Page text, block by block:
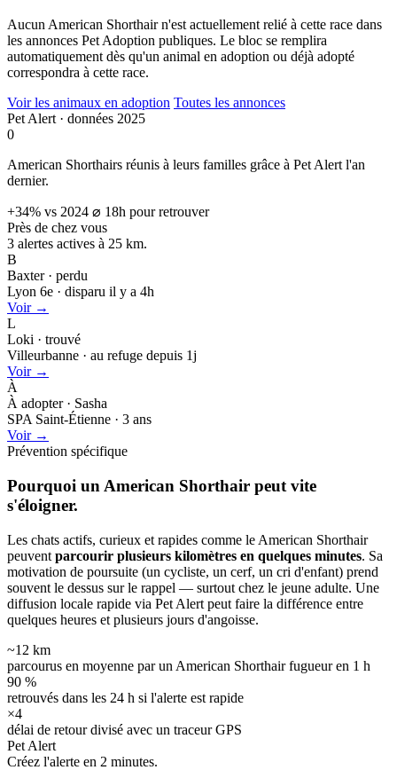
Aucun American Shorthair n'est actuellement relié à cette race dans
les annonces Pet Adoption publiques. Le bloc se remplira
automatiquement dès qu'un animal en adoption ou déjà adopté
correspondra à cette race.
Voir les animaux en adoption Toutes les annonces
Pet Alert · données 2025
0
American Shorthairs réunis à leurs familles grâce à Pet Alert l'an
dernier.
+34% vs 2024 ⌀ 18h pour retrouver
Près de chez vous
3 alertes actives à 25 km.
B
Baxter · perdu
Lyon 6e · disparu il y a 4h
Voir →
L
Loki · trouvé
Villeurbanne · au refuge depuis 1j
Voir →
À
À adopter · Sasha
SPA Saint-Étienne · 3 ans
Voir →
Prévention spécifique
Pourquoi un American Shorthair peut vite
s'éloigner.
Les chats actifs, curieux et rapides comme le American Shorthair
peuvent parcourir plusieurs kilomètres en quelques minutes. Sa
motivation de poursuite (un cycliste, un cerf, un cri d'enfant) prend
souvent le dessus sur le rappel — surtout chez le jeune adulte. Une
diffusion locale rapide via Pet Alert peut faire la différence entre
quelques heures et plusieurs jours d'angoisse.
~12 km
parcourus en moyenne par un American Shorthair fugueur en 1 h
90 %
retrouvés dans les 24 h si l'alerte est rapide
×4
délai de retour divisé avec un traceur GPS
Pet Alert
Créez l'alerte en 2 minutes.